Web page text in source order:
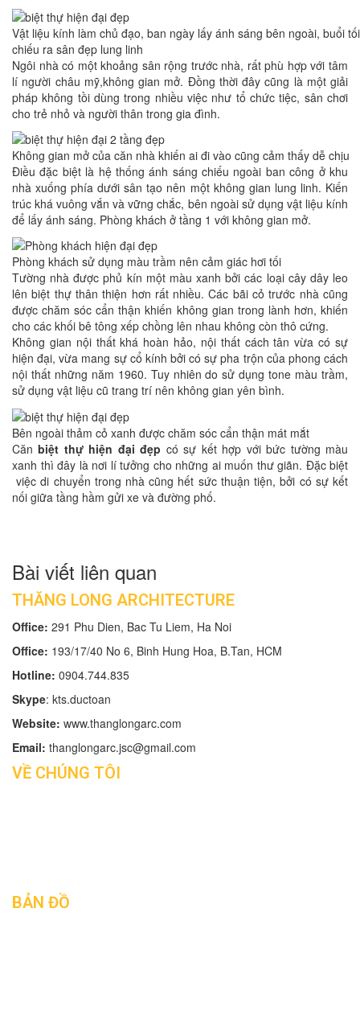
Vật liệu kính làm chủ đạo, ban ngày lấy ánh sáng bên ngoài, buổi
chiếu ra sân đẹp lung linh
Ngôi nhà có một khoảng sân rộng trước nhà, rất phù hợp với tâm
lí người châu mỹ,không gian mở. Đồng thời đây cũng là một giải
pháp không tồi dùng trong nhiều việc như tổ chức tiệc, sân chơi
cho trẻ nhỏ và người thân trong gia đình.
Không gian mở của căn nhà khiến ai đi vào cũng cảm thấy dễ chịu
Điều đặc biệt là hệ thống ánh sáng chiếu ngoài ban công ở khu
nhà xuống phía dưới sân tạo nên một không gian lung linh. Kiến
trúc khá vuông vắn và vững chắc, bên ngoài sử dụng vật liệu kính
để lấy ánh sáng. Phòng khách ở tầng 1 với không gian mở.
Phòng khách sử dụng màu trầm nên cảm giác hơi tối
Tường nhà được phủ kín một màu xanh bởi các loại cây dây leo
lên biệt thự thân thiện hơn rất nhiều. Các bãi cỏ trước nhà cũng
được chăm sóc cẩn thận khiến không gian trong lành hơn, khiến
cho các khối bê tông xếp chồng lên nhau không còn thô cứng.
Không gian nội thất khá hoàn hảo, nội thất cách tân vừa có sự
hiện đại, vừa mang sự cổ kính bởi có sự pha trộn của phong cách
nội thất những năm 1960. Tuy nhiên do sử dụng tone màu trầm,
sử dụng vật liệu cũ trang trí nên không gian yên bình.
Bên ngoài thảm cỏ xanh được chăm sóc cẩn thận mát mắt
Cănbiệt thự hiện đại đẹp có sự kết hợp với bức tường màu
xanh thì đây là nơi lí tưởng cho những ai muốn thư giãn. Đặc biệt
việc di chuyển trong nhà cũng hết sức thuận tiện, bởi có sự kết
nối giữa tầng hầm gửi xe và đường phố.
Bài viết liên quan
THĂNG LONG ARCHITECTURE
Office: 291 Phu Dien, Bac Tu Liem, Ha Noi
Office: 193/17/40 No 6, Binh Hung Hoa, B.Tan, HCM
Hotline: 0904.744.835
Skype: kts.ductoan
Website: www.thanglongarc.com
Email: thanglongarc.jsc@gmail.com
VỀ CHÚNG TÔI
BẢN ĐỒ